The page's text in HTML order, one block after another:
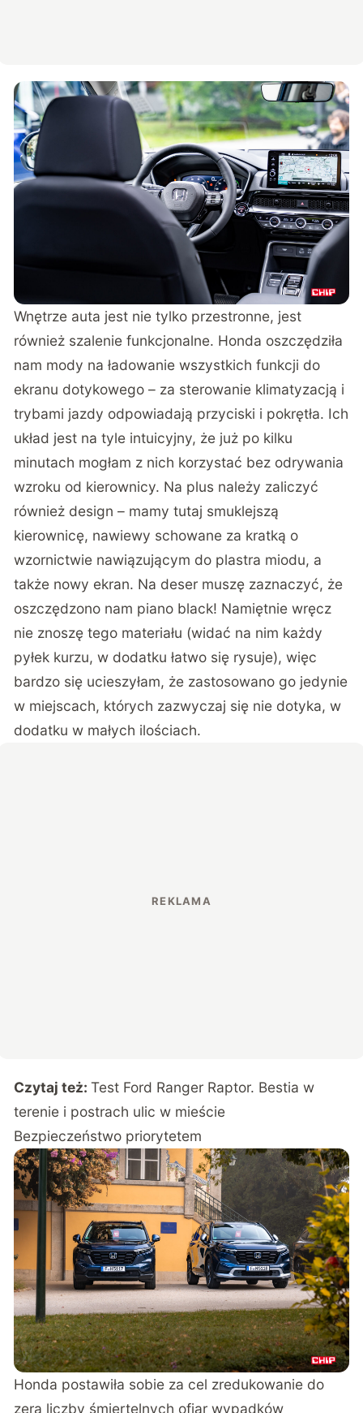
Wnętrze auta jest nie tylko przestronne, jest
również szalenie funkcjonalne. Honda oszczędziła
nam mody na ładowanie wszystkich funkcji do
ekranu dotykowego – za sterowanie klimatyzacją i
trybami jazdy odpowiadają przyciski i pokrętła. Ich
układ jest na tyle intuicyjny, że już po kilku
minutach mogłam z nich korzystać bez odrywania
wzroku od kierownicy. Na plus należy zaliczyć
również design – mamy tutaj smuklejszą
kierownicę, nawiewy schowane za kratką o
wzornictwie nawiązującym do plastra miodu, a
także nowy ekran. Na deser muszę zaznaczyć, że
oszczędzono nam piano black! Namiętnie wręcz
nie znoszę tego materiału (widać na nim każdy
pyłek kurzu, w dodatku łatwo się rysuje), więc
bardzo się ucieszyłam, że zastosowano go jedynie
w miejscach, których zazwyczaj się nie dotyka, w
dodatku w małych ilościach.
Czytaj też:Test Ford Ranger Raptor. Bestia w
terenie i postrach ulic w mieście
Bezpieczeństwo priorytetem
Honda postawiła sobie za cel zredukowanie do
zera liczby śmiertelnych ofiar wypadków